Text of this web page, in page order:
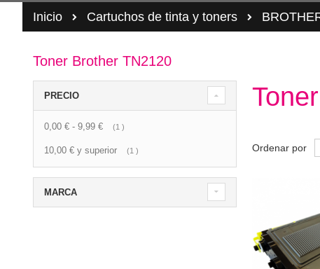
Inicio Cartuchos de tinta y toners
Toner Brother TN2120
Ordenar por
PRECIO
0,00 € - 9,99 € 1 artículo
10,00 € y superior 1 artículo
MARCA